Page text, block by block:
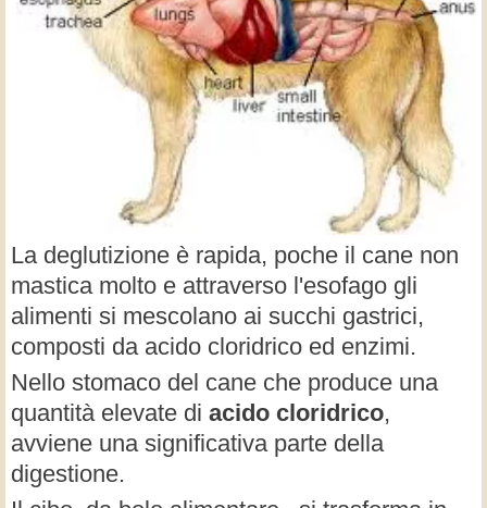
La deglutizione è rapida, poche il cane non
mastica molto e attraverso l'esofago gli
alimenti si mescolano ai succhi gastrici,
composti da acido cloridrico ed enzimi.
Nello stomaco del cane che produce una
quantità elevate di acido cloridrico,
avviene una significativa parte della
digestione.